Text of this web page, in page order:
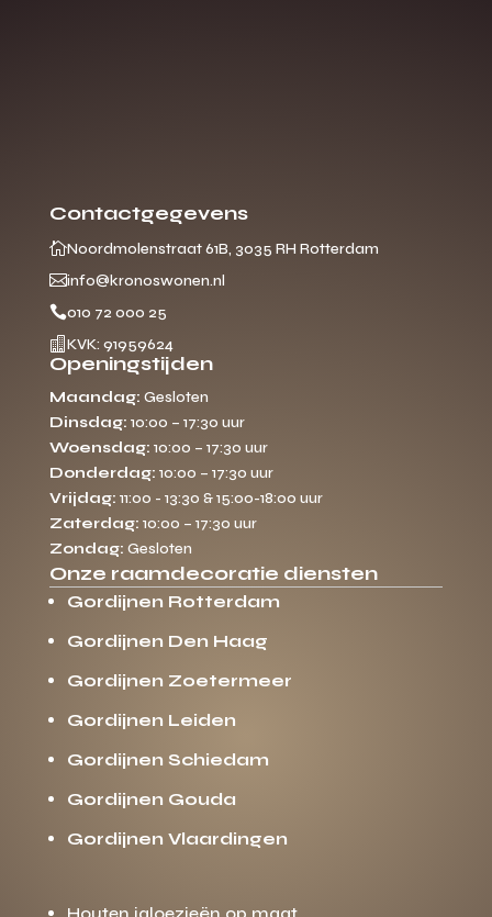
Contactgegevens
Noordmolenstraat 61B, 3035 RH Rotterdam
info@kronoswonen.nl
010 72 000 25
 KVK: 91959624
Openingstijden
Maandag: Gesloten
Dinsdag: 10:00 – 17:30 uur
Woensdag: 10:00 – 17:30 uur
Donderdag: 10:00 – 17:30 uur
Vrijdag: 11:00 - 13:30 & 15:00-18:00 uur
Zaterdag: 10:00 – 17:30 uur
Zondag: Gesloten
Onze raamdecoratie diensten
Gordijnen Rotterdam
Gordijnen Den Haag
Gordijnen Zoetermeer
Gordijnen Leiden
Gordijnen Schiedam
Gordijnen Gouda
Gordijnen Vlaardingen